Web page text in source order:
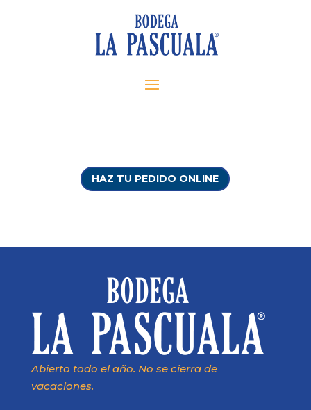
HAZ TU PEDIDO ONLINE
Abierto todo el año. No se cierra de
vacaciones.